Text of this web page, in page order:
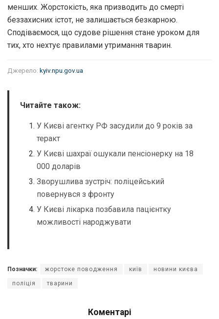
менших. Жорстокість, яка призводить до смерті
беззахисних істот, не залишається безкарною.
Сподіваємося, що судове рішення стане уроком для
тих, хто нехтує правилами утримання тварин.
Джерело: kyiv.npu.gov.ua
Читайте також:
У Києві агентку РФ засудили до 9 років за
теракт
У Києві шахраї ошукали пенсіонерку на 18
000 доларів
Зворушлива зустріч: поліцейський
повернувся з фронту
У Києві лікарка позбавила пацієнтку
можливості народжувати
Позначки: жорстоке поводження київ новини києва
поліція тварини
Коментарі